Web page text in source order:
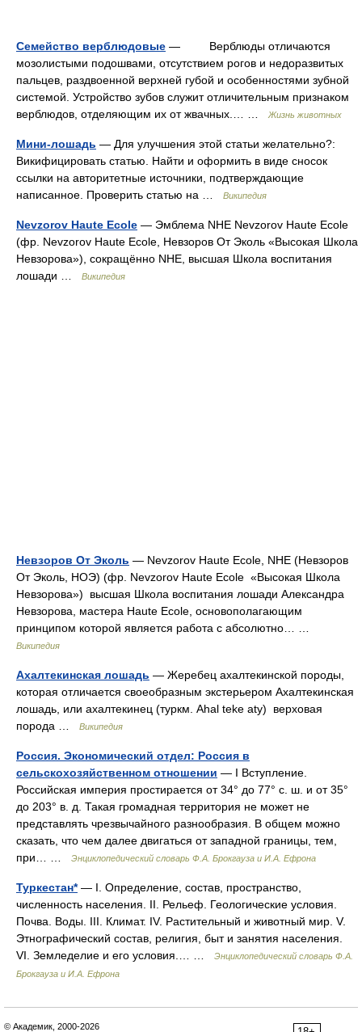
Семейство верблюдовые — Верблюды отличаются
мозолистыми подошвами, отсутствием рогов и недоразвитых
пальцев, раздвоенной верхней губой и особенностями зубной
системой. Устройство зубов служит отличительным признаком
верблюдов, отделяющим их от жвачных.… …
Жизнь животных
Мини-лошадь — Для улучшения этой статьи желательно?:
Викифицировать статью. Найти и оформить в виде сносок
ссылки на авторитетные источники, подтверждающие
написанное. Проверить статью на …
Википедия
Nevzorov Haute Ecole — Эмблема NHE Nevzorov Haute Ecole
(фр. Nevzorov Haute Ecole, Невзоров От Эколь «Высокая Школа
Невзорова»), сокращённо NHE, высшая Школа воспитания
лошади …
Википедия
Невзоров От Эколь — Nevzorov Haute Ecole, NHE (Невзоров
От Эколь, НОЭ) (фр. Nevzorov Haute Ecole «Высокая Школа
Невзорова») высшая Школа воспитания лошади Александра
Невзорова, мастера Haute Ecole, основополагающим
принципом которой является работа с абсолютно… …
Википедия
Ахалтекинская лошадь — Жеребец ахалтекинской породы,
которая отличается своеобразным экстерьером Ахалтекинская
лошадь, или ахалтекинец (туркм. Ahal teke aty) верховая
порода …
Википедия
Россия. Экономический отдел: Россия в
сельскохозяйственном отношении — I Вступление.
Российская империя простирается от 34° до 77° с. ш. и от 35°
до 203° в. д. Такая громадная территория не может не
представлять чрезвычайного разнообразия. В общем можно
сказать, что чем далее двигаться от западной границы, тем,
при… …
Энциклопедический словарь Ф.А. Брокгауза и И.А. Ефрона
Туркестан*— I. Определение, состав, пространство,
численность населения. II. Рельеф. Геологические условия.
Почва. Воды. III. Климат. IV. Растительный и животный мир. V.
Этнографический состав, религия, быт и занятия населения.
VI. Земледелие и его условия.… …
Энциклопедический словарь Ф.А.
Брокгауза и И.А. Ефрона
© Академик, 2000-2026